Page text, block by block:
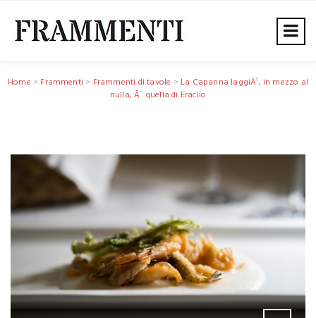
Home > Frammenti > Frammenti di tavole > La Capanna laggiÃ¹, in mezzo al
nulla, Ã¨ quella di Eraclio